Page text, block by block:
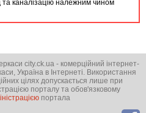
каналізацію належним чином
city.ck.ua - комерційний інтернет-
Україна в Інтернеті. Використання
цілях допускається лише при
порталу та обов'язковому
портала